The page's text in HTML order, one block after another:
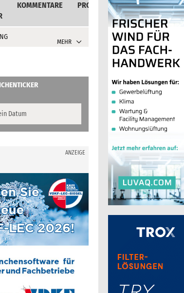
KOMMENTARE PRODUKTE
MEHR
ANZEIGE